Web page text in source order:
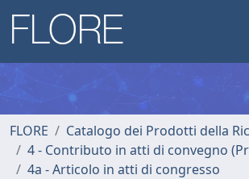
FLORE
Catalogo dei Prodotti della
4 - Contributo in atti di convegno
4a - Articolo in atti di congresso